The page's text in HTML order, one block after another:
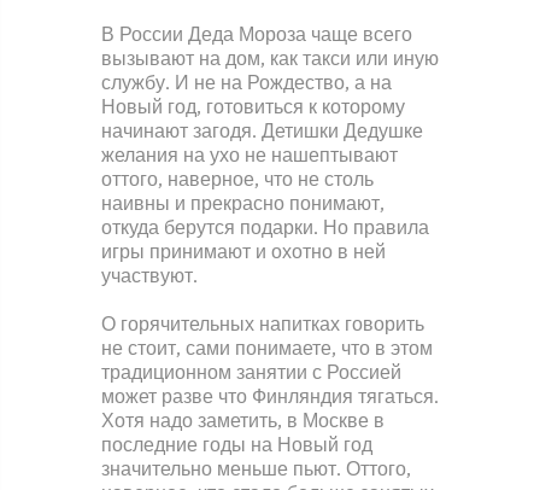
В России Деда Мороза чаще всего
вызывают на дом, как такси или иную
службу. И не на Рождество, а на
Новый год, готовиться к которому
начинают загодя. Детишки Дедушке
желания на ухо не нашептывают
оттого, наверное, что не столь
наивны и прекрасно понимают,
откуда берутся подарки. Но правила
игры принимают и охотно в ней
участвуют.
О горячительных напитках говорить
не стоит, сами понимаете, что в этом
традиционном занятии с Россией
может разве что Финляндия тягаться.
Хотя надо заметить, в Москве в
последние годы на Новый год
значительно меньше пьют. Оттого,